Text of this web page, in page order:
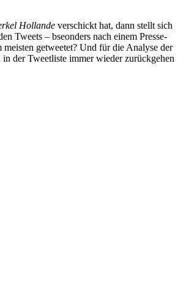
Hollande verschickt hat, dann stellt sich
Tweets – bseonders nach einem Presse-
getweetet? Und für die Analyse der
der Tweetliste immer wieder zurückgehen